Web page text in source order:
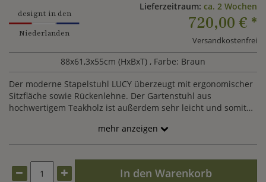
designt in den
Niederlanden
Lieferzeitraum: ca. 2 Wochen
720,00 € *
Versandkostenfrei
88x61,3x55cm (HxBxT) , Farbe: Braun
Der moderne Stapelstuhl LUCY überzeugt mit ergonomischer
Sitzfläche sowie Rückenlehne. Der Gartenstuhl aus
hochwertigem Teakholz ist außerdem sehr leicht und somit
mehr anzeigen
In den Warenkorb